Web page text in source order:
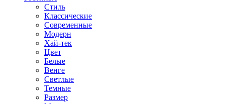
Стиль
Классические
Современные
Модерн
Хай-тек
Цвет
Белые
Венге
Светлые
Темные
Размер